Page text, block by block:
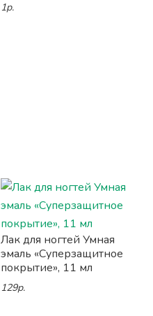
1р.
Лак для ногтей Умная
эмаль «Суперзащитное
покрытие», 11 мл
129р.